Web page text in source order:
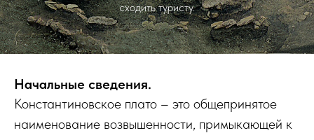
сходить туристу.
Начальные сведения.
Константиновское плато – это общепринятое
наименование возвышенности, примыкающей к